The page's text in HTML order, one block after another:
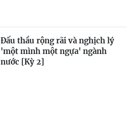
Đấu thầu rộng rãi và nghịch lý
'một mình một ngựa' ngành
nước [Kỳ 2]